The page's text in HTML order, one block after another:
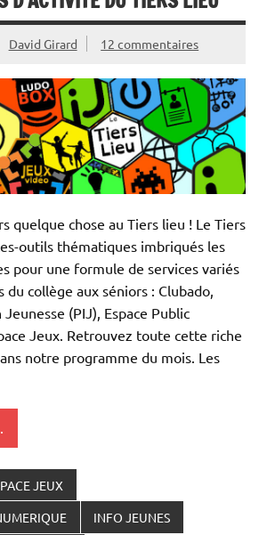
David Girard 12 commentaires
quelque chose au Tiers lieu ! Le Tiers
outils thématiques imbriqués les
pour une formule de services variés
du collège aux séniors : Clubado,
(PIJ), Espace Public
Jeux. Retrouvez toute cette riche
notre programme du mois. Les
JEUX
INFO JEUNES